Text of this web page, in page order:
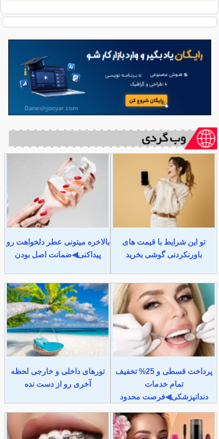
تو این شرایط با قیمت های
باورنکردنی گوشی بخرید
بالاخره میتونی عطر دلخواهت رو
پیداکنی◀ضمانت اصل بودن
پرداخت قسطی و 25% تخفیف
تمام خدمات
دندانپزشکی◀فرصت محدود
تورهای داخلی و خارجی لحظه
آخری رو از دست نده